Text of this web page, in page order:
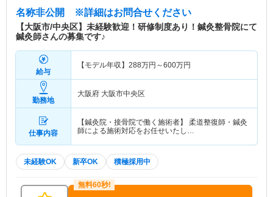
名称非公開 ※詳細はお問合せください
【大阪市/中央区】未経験歓迎！研修制度あり！鍼灸整骨院にて
鍼灸師さんの募集です♪
給与
【モデル年収】 288万円～600万円
勤務地
大阪府 大阪市中央区
仕事内容
【鍼灸院・接骨院で働く施術者】 柔道整復師・鍼灸
師による施術対応をお任せいたし…
未経験OK 新卒OK 積極採用中